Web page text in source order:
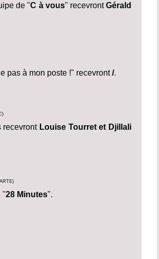
de "C à vous" recevrontGérald
pas à mon poste !" recevront/.
recevront Louise Tourret et Djillali
"28 Minutes".